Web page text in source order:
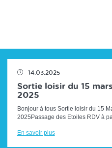
14.03.2025
Sortie loisir du 15 mars
2025
Bonjour à tous Sortie loisir du 15
2025Passage des Etoiles RDV à
10 montée Adolphe HUGUES (...
En savoir plus